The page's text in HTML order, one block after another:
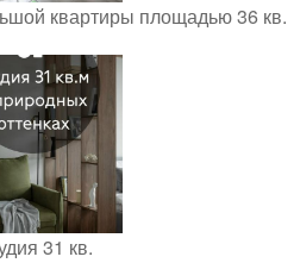
квартиры площадью 36 кв.
31 кв.